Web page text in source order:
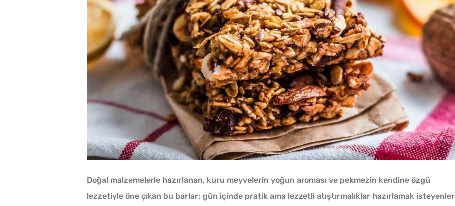
Doğal malzemelerle hazırlanan, kuru meyvelerin yoğun aroması ve pekmezin kendine özgü
lezzetiyle öne çıkan bu barlar; gün içinde pratik ama lezzetli atıştırmalıklar hazırlamak isteyenler